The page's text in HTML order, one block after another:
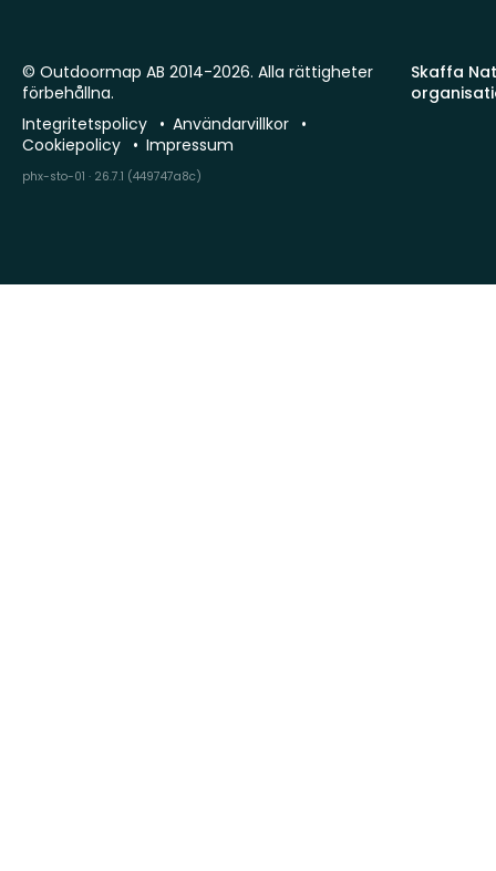
Skaffa
© Outdoormap AB 2014-2026. Alla rättigheter
förbehållna.
Integritetspolicy
Användarvillkor
Cookiepolicy
Impressum
phx-sto-01 · 26.7.1 (449747a8c)